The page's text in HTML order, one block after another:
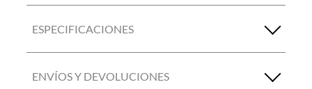
ESPECIFICACIONES
ENVÍOS Y DEVOLUCIONES